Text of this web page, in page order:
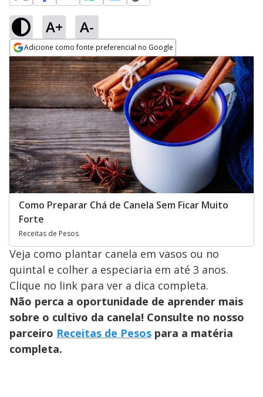
A+ A-
Adicione como fonte preferencial no Google
Opens in new window
Como Preparar Chá de Canela Sem Ficar Muito
Forte
Receitas de Pesos
Veja como plantar canela em vasos ou no
quintal e colher a especiaria em até 3 anos.
Clique no link para ver a dica completa.
Não perca a oportunidade de aprender mais
sobre o cultivo da canela! Consulte no nosso
parceiro Receitas de Pesos para a matéria
completa.